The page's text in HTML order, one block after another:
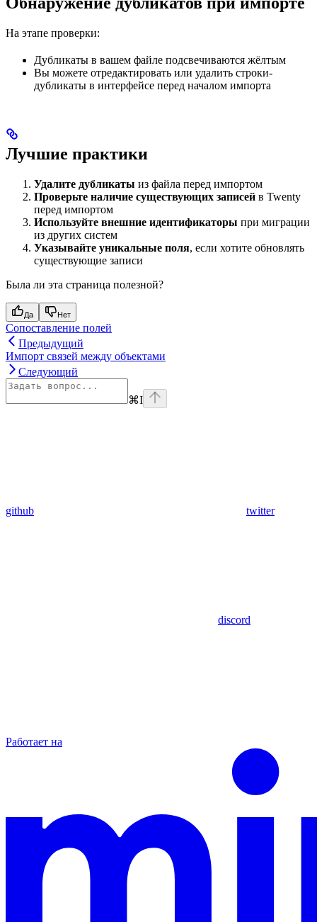
На этапе проверки:
Дубликаты в вашем файле подсвечиваются жёлтым
Вы можете отредактировать или удалить строки-
дубликаты в интерфейсе перед началом импорта
Лучшие практики
Удалите дубликаты из файла перед импортом
Проверьте наличие существующих записей в Twenty
перед импортом
Используйте внешние идентификаторы при миграции
из других систем
Указывайте уникальные поля, если хотите обновлять
существующие записи
Была ли эта страница полезной?
Да Нет
Сопоставление полей
Предыдущий
Импорт связей между объектами
Следующий
⌘I
github twitter
discord
Работает на